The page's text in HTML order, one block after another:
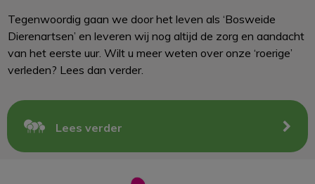
Tegenwoordig gaan we door het leven als ‘Bosweide
Dierenartsen’ en leveren wij nog altijd de zorg en aandacht
van het eerste uur. Wilt u meer weten over onze ‘roerige’
verleden? Lees dan verder.
Lees verder